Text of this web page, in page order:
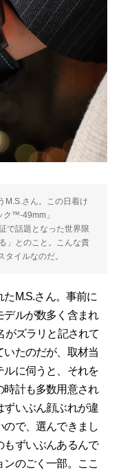
M.S.さん。この日着け
ク™-49mm」
で話題となった世界限
」とのこと。こんな貴
イルなのだ。
M.S.さん。事前に
デルが数多く含まれ
がズラリと記されて
いたのだが、取材当
ルに伺うと、それを
時計も多数用意され
ずいぶん顔ぶれが違
ので、選んできまし
もずいぶんあるんで
のごく一部。ここ